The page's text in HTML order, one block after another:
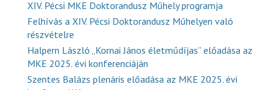
XIV. Pécsi MKE Doktorandusz Műhely programja
Felhívás a XIV. Pécsi Doktorandusz Műhelyen való
részvételre
Halpern László „Kornai János életműdíjas” előadása az
MKE 2025. évi konferenciáján
Szentes Balázs plenáris előadása az MKE 2025. évi